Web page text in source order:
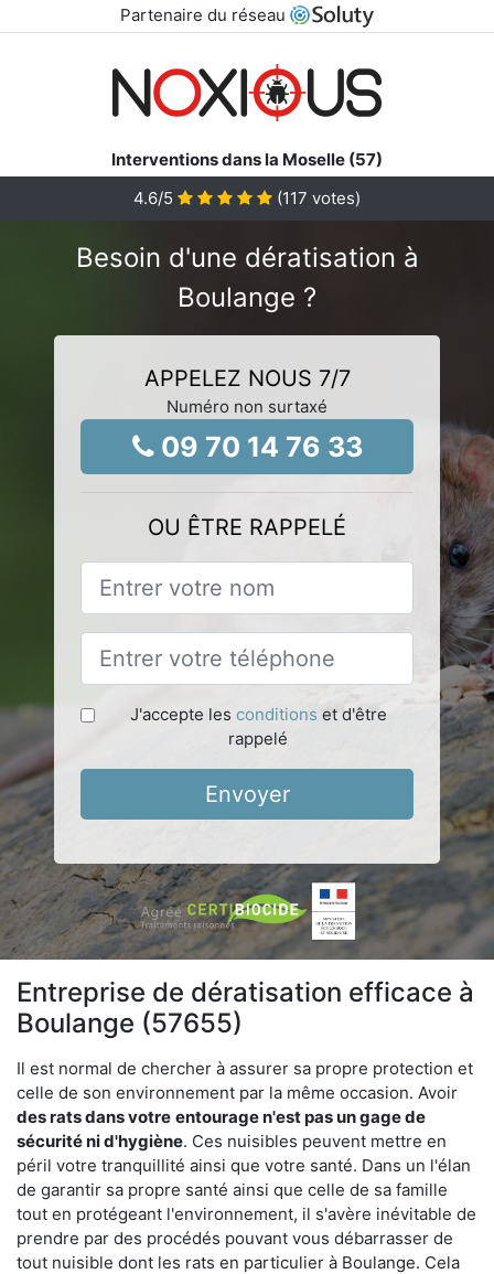
Partenaire du réseau
Interventions dans la Moselle (57)
4.6/5 (117 votes)
Besoin d'une dératisation à
Boulange ?
APPELEZ NOUS 7/7
Numéro non surtaxé
09 70 14 76 33
OU ÊTRE RAPPELÉ
J'accepte les conditions et d'être
rappelé
Envoyer
Entreprise de dératisation efficace à
Boulange (57655)
Il est normal de chercher à assurer sa propre protection et
celle de son environnement par la même occasion. Avoir
des rats dans votre entourage n'est pas un gage de
sécurité ni d'hygiène. Ces nuisibles peuvent mettre en
péril votre tranquillité ainsi que votre santé. Dans un l'élan
de garantir sa propre santé ainsi que celle de sa famille
tout en protégeant l'environnement, il s'avère inévitable de
prendre par des procédés pouvant vous débarrasser de
tout nuisible dont les rats en particulier à Boulange. Cela